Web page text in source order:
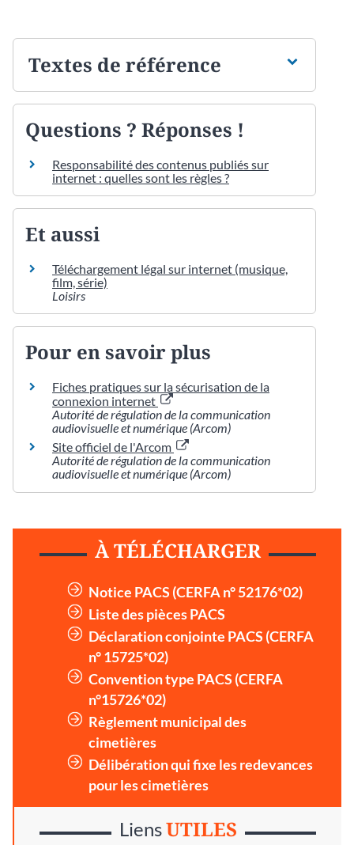
Textes de référence
Questions ? Réponses !
Responsabilité des contenus publiés sur
internet : quelles sont les règles ?
Et aussi
Téléchargement légal sur internet (musique,
film, série)
Loisirs
Pour en savoir plus
Fiches pratiques sur la sécurisation de la
connexion internet
Autorité de régulation de la communication
audiovisuelle et numérique (Arcom)
Site officiel de l'Arcom
Autorité de régulation de la communication
audiovisuelle et numérique (Arcom)
À TÉLÉCHARGER
Notice PACS (CERFA n° 52176*02)
Liste des pièces PACS
Déclaration conjointe PACS (CERFA
n° 15725*02)
Convention type PACS (CERFA
n°15726*02)
Règlement municipal des
cimetières
Délibération qui fixe les redevances
pour les cimetières
LiensUTILES